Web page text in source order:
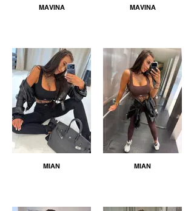
MAVINA MAVINA
MIAN MIAN